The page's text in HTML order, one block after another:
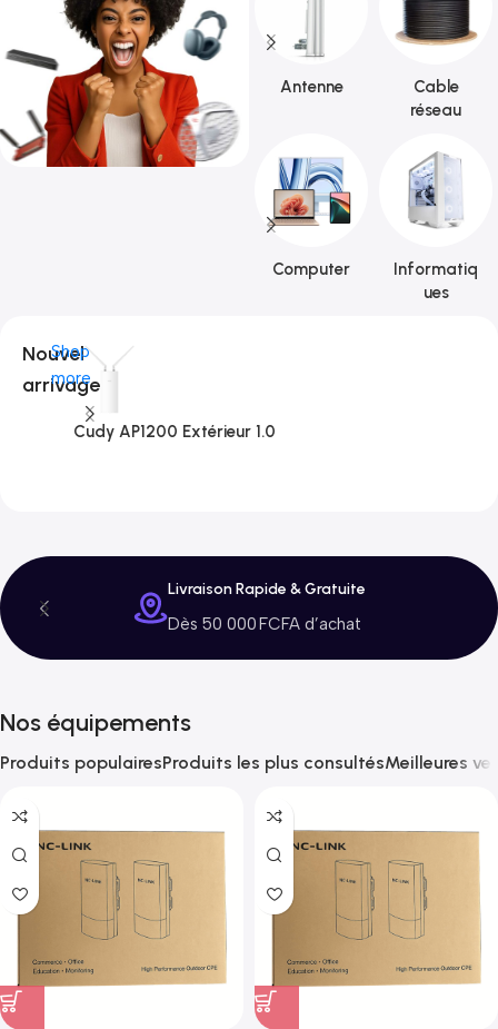
Antenne
Cable
réseau
Computer
Informatiq
ues
Nouvel
arrivage
Shop
more
Cudy AP1200 Extérieur 1.0
Livraison Rapide & Gratuite
Dès 50 000 FCFA d’achat
Nos équipements
Produits populairesProduits les plus consultésMeilleures